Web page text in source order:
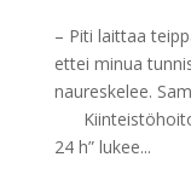
– Piti laittaa
ettei minua
naureskelee.
24 h” lukee...